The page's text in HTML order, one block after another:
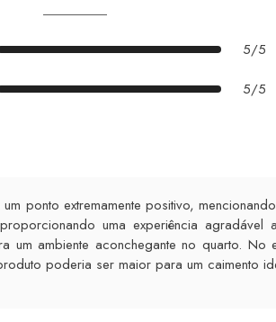
5/5
5/5
ponto extremamente positivo,
uma experiência
ambiente aconchegante no quarto. No
poderia ser maior para um caimento